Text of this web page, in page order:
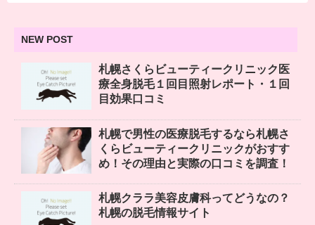
NEW POST
札幌さくらビューティークリニック医
療全身脱毛１回目照射レポート・１回
目効果口コミ
札幌で男性の医療脱毛するなら札幌さ
くらビューティークリニックがおすす
め！その理由と実際の口コミを調査！
札幌クララ美容皮膚科ってどうなの？
札幌の脱毛情報サイト